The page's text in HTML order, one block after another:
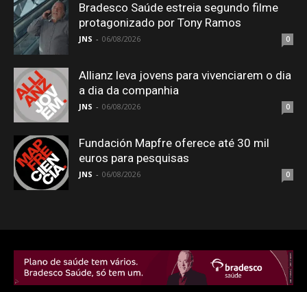
Bradesco Saúde estreia segundo filme
protagonizado por Tony Ramos
JNS - 06/08/2026 0
Allianz leva jovens para vivenciarem o dia
a dia da companhia
JNS - 06/08/2026 0
Fundación Mapfre oferece até 30 mil
euros para pesquisas
JNS - 06/08/2026 0